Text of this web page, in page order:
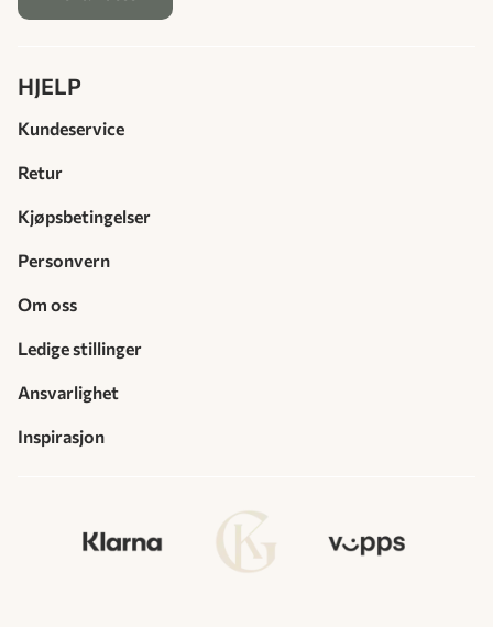
HJELP
Kundeservice
Retur
Kjøpsbetingelser
Personvern
Om oss
Ledige stillinger
Ansvarlighet
Inspirasjon